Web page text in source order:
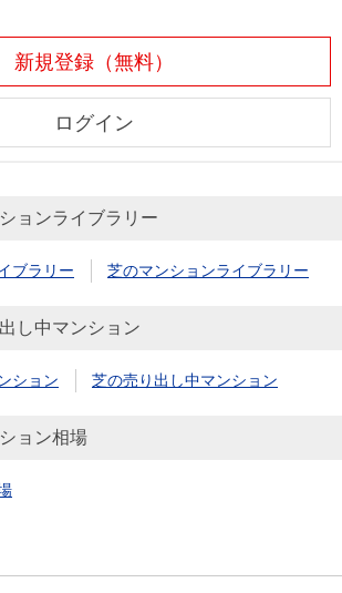
新規登録（無料）
ログイン
ョンライブラリー
ブラリー 芝のマンションライブラリー
し中マンション
ション 芝の売り出し中マンション
ョン相場